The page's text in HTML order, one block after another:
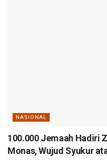
NASIONAL
100.000 Jemaah Hadiri
Monas, Wujud Syukur